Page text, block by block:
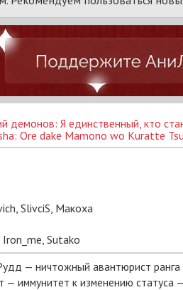
Ore dake Mamono wo Kuratte Tsuyoku
SlivciS, Макоха
Iron_me, Sutako
— ничтожный авантюрист ранга
— иммунитет к изменению статуса